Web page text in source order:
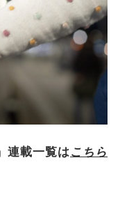
連載一覧はこちら